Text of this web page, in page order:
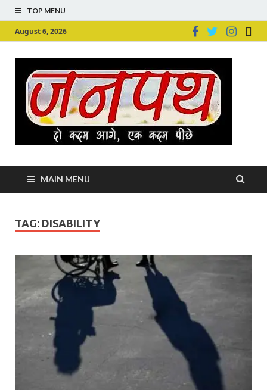
TOP MENU
August 6, 2026
MAIN MENU
TAG: DISABILITY